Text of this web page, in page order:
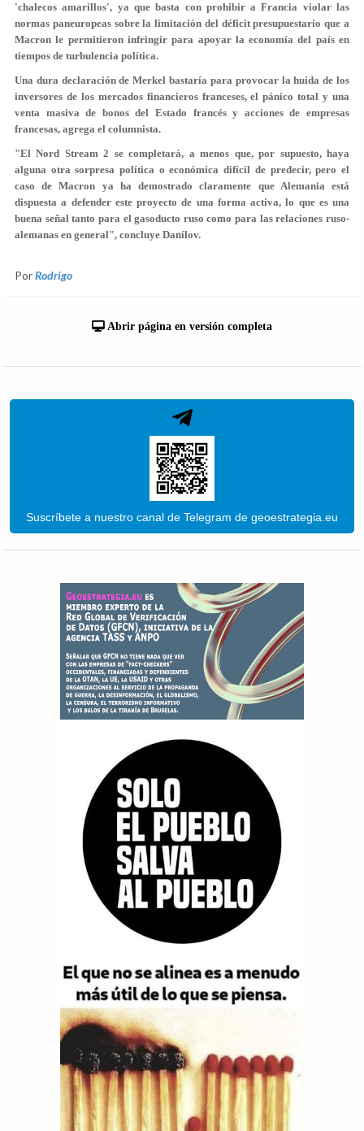
'chalecos amarillos', ya que basta con prohibir a Francia violar las
normas paneuropeas sobre la limitación del déficit presupuestario que a
Macron le permitieron infringir para apoyar la economía del país en
tiempos de turbulencia política.
Una dura declaración de Merkel bastaría para provocar la huida de los
inversores de los mercados financieros franceses, el pánico total y una
venta masiva de bonos del Estado francés y acciones de empresas
francesas, agrega el columnista.
"El Nord Stream 2 se completará, a menos que, por supuesto, haya
alguna otra sorpresa política o económica difícil de predecir, pero el
caso de Macron ya ha demostrado claramente que Alemania está
dispuesta a defender este proyecto de una forma activa, lo que es una
buena señal tanto para el gasoducto ruso como para las relaciones ruso-
alemanas en general", concluye Danílov.
PorRodrigo
Abrir página en versión completa
Suscríbete a nuestro canal de Telegram de geoestrategia.eu